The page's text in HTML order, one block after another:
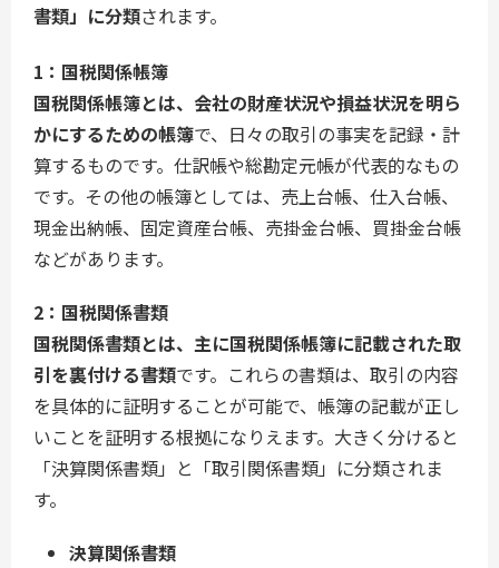
書類」に分類されます。
1：国税関係帳簿
国税関係帳簿とは、会社の財産状況や損益状況を明ら
かにするための帳簿で、日々の取引の事実を記録・計
算するものです。仕訳帳や総勘定元帳が代表的なもの
です。その他の帳簿としては、売上台帳、仕入台帳、
現金出納帳、固定資産台帳、売掛金台帳、買掛金台帳
などがあります。
2：国税関係書類
国税関係書類とは、主に国税関係帳簿に記載された取
引を裏付ける書類です。これらの書類は、取引の内容
を具体的に証明することが可能で、帳簿の記載が正し
いことを証明する根拠になりえます。大きく分けると
「決算関係書類」と「取引関係書類」に分類されま
す。
決算関係書類